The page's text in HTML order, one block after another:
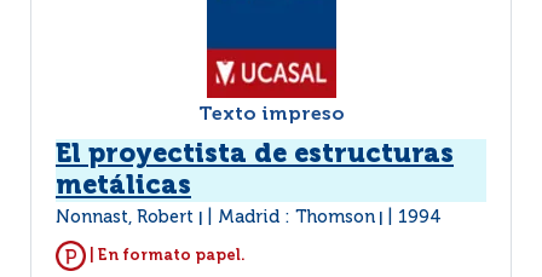
Texto impreso
El proyectista de estructuras
metálicas
Nonnast, Robert Madrid : Thomson 1994
| En formato papel.